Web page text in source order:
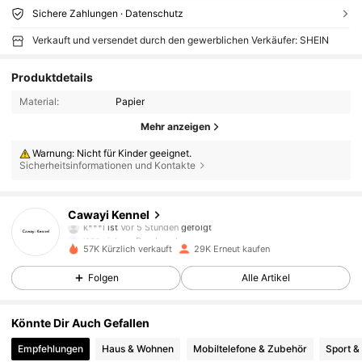
Sichere Zahlungen · Datenschutz
Verkauft und versendet durch den gewerblichen Verkäufer: SHEIN
Produktdetails
Material: Papier
Mehr anzeigen
Warnung: Nicht für Kinder geeignet.
Sicherheitsinformationen und Kontakte
Cawayi Kennel
k***listVor 5 Stunden
l***a ist am Durchsuchen
4,85
1.7K Follower
4,85 1.7K Follower
57K Kürzlich verkauft 29K Erneut kaufen
Folgen Alle Artikel
Könnte Dir Auch Gefallen
Empfehlungen Haus & Wohnen Mobiltelefone & Zubehör Sport